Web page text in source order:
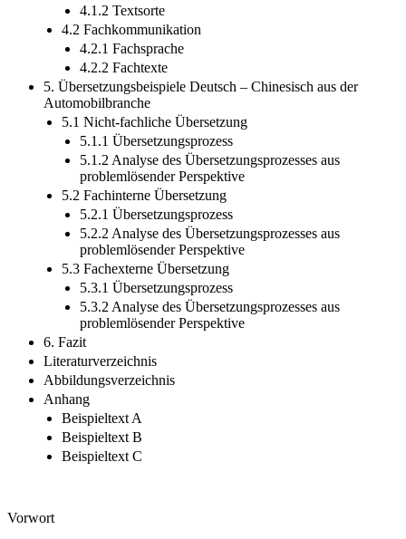
4.1.2 Textsorte
4.2 Fachkommunikation
4.2.1 Fachsprache
4.2.2 Fachtexte
5. Übersetzungsbeispiele Deutsch – Chinesisch aus der
Automobilbranche
5.1 Nicht-fachliche Übersetzung
5.1.1 Übersetzungsprozess
5.1.2 Analyse des Übersetzungsprozesses aus
problemlösender Perspektive
5.2 Fachinterne Übersetzung
5.2.1 Übersetzungsprozess
5.2.2 Analyse des Übersetzungsprozesses aus
problemlösender Perspektive
5.3 Fachexterne Übersetzung
5.3.1 Übersetzungsprozess
5.3.2 Analyse des Übersetzungsprozesses aus
problemlösender Perspektive
6. Fazit
Literaturverzeichnis
Abbildungsverzeichnis
Anhang
Beispieltext A
Beispieltext B
Beispieltext C
Vorwort